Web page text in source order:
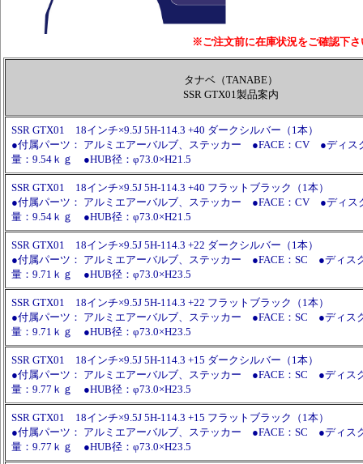
※ご注文前に在庫状況をご確認下さ
タナベ（TANABE）
SSR GTX01製品案内
SSR GTX01 18インチ×9.5J 5H-114.3 +40 ダークシルバー（1本）
●付属パーツ： アルミエアーバルブ、ステッカー ●FACE：CV ●ディ
量：9.54ｋｇ ●HUB径：φ73.0×H21.5
SSR GTX01 18インチ×9.5J 5H-114.3 +40 フラットブラック（1本）
●付属パーツ： アルミエアーバルブ、ステッカー ●FACE：CV ●ディ
量：9.54ｋｇ ●HUB径：φ73.0×H21.5
SSR GTX01 18インチ×9.5J 5H-114.3 +22 ダークシルバー（1本）
●付属パーツ： アルミエアーバルブ、ステッカー ●FACE：SC ●ディ
量：9.71ｋｇ ●HUB径：φ73.0×H23.5
SSR GTX01 18インチ×9.5J 5H-114.3 +22 フラットブラック（1本）
●付属パーツ： アルミエアーバルブ、ステッカー ●FACE：SC ●ディ
量：9.71ｋｇ ●HUB径：φ73.0×H23.5
SSR GTX01 18インチ×9.5J 5H-114.3 +15 ダークシルバー（1本）
●付属パーツ： アルミエアーバルブ、ステッカー ●FACE：SC ●ディ
量：9.77ｋｇ ●HUB径：φ73.0×H23.5
SSR GTX01 18インチ×9.5J 5H-114.3 +15 フラットブラック（1本）
●付属パーツ： アルミエアーバルブ、ステッカー ●FACE：SC ●ディ
量：9.77ｋｇ ●HUB径：φ73.0×H23.5